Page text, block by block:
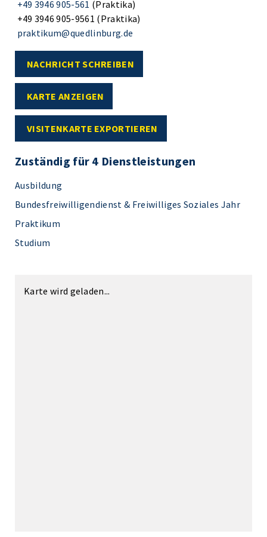
+49 3946 905-561 (Praktika)
+49 3946 905-9561 (Praktika)
praktikum@quedlinburg.de
NACHRICHT SCHREIBEN
KARTE ANZEIGEN
VISITENKARTE EXPORTIEREN
Zuständig für 4 Dienstleistungen
Ausbildung
Bundesfreiwilligendienst & Freiwilliges Soziales Jahr
Praktikum
Studium
Karte wird geladen...